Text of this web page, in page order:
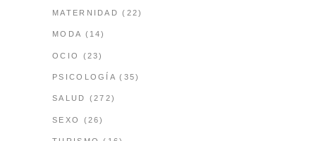
MATERNIDAD (22)
MODA (14)
OCIO (23)
PSICOLOGÍA (35)
SALUD (272)
SEXO (26)